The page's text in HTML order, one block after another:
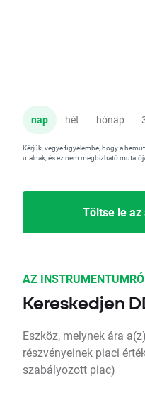
nap hét hónap
Kérjük, vegye figyelembe, hogy a
utalnak, és ez nem megbízható
Töltse le az
AZ
Kereskedjen
Eszköz, melynek ára
részvényeinek piaci
szabályozott piac)